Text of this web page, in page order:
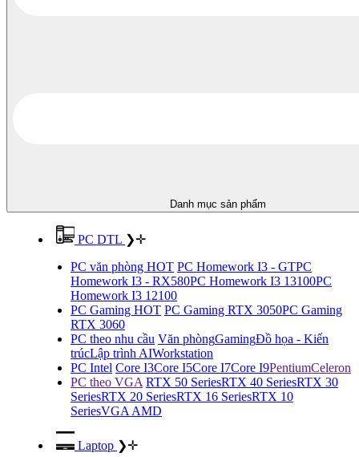
Danh mục sản phẩm
PC DTL ❯✛
PC văn phòng HOT PC Homework I3 - GTPC
Homework I3 - RX580PC Homework I3 13100PC
Homework I3 12100
PC Gaming HOT PC Gaming RTX 3050PC Gaming
RTX 3060
PC theo nhu cầu Văn phòngGamingĐồ họa - Kiến
trúcLập trình AIWorkstation
PC Intel Core I3Core I5Core I7Core I9PentiumCeleron
PC theo VGA RTX 50 SeriesRTX 40 SeriesRTX 30
SeriesRTX 20 SeriesRTX 16 SeriesRTX 10
SeriesVGA AMD
Laptop ❯✛